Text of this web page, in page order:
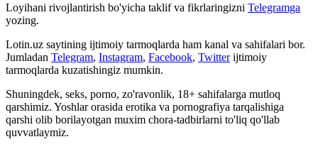
Loyihani rivojlantirish bo'yicha taklif va fikrlaringizni Telegramga
yozing.
Lotin.uz saytining ijtimoiy tarmoqlarda ham kanal va sahifalari bor.
Jumladan Telegram, Instagram, Facebook, Twitter ijtimoiy
tarmoqlarda kuzatishingiz mumkin.
Shuningdek, seks, porno, zo'ravonlik, 18+ sahifalarga mutloq
qarshimiz. Yoshlar orasida erotika va pornografiya tarqalishiga
qarshi olib borilayotgan muxim chora-tadbirlarni to'liq qo'llab
quvvatlaymiz.